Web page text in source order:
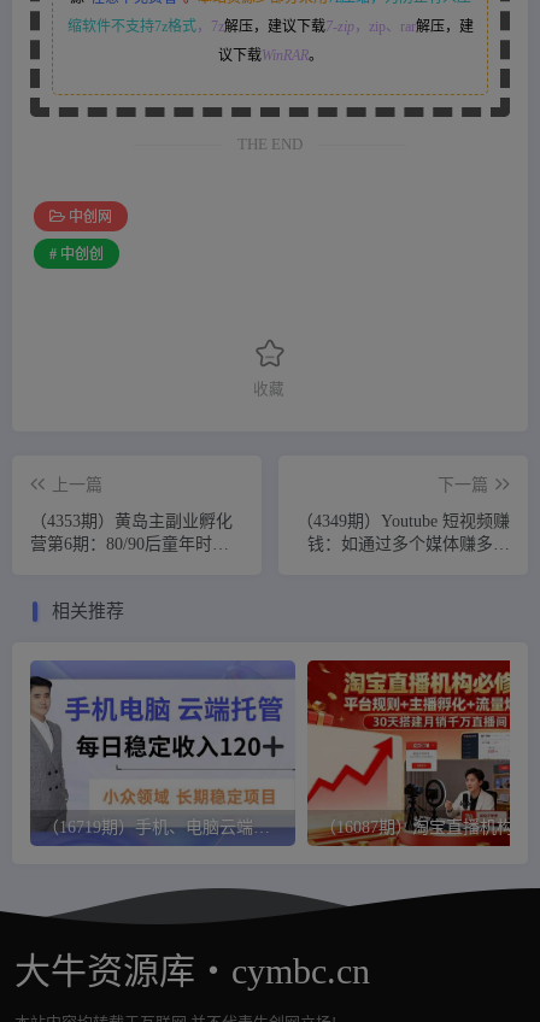
缩软件不支持7z格式，7z解压，建议下载7-zip，zip、rar解压，建
议下载WinRAR。
THE END
中创网
# 中创创
收藏
上一篇
（4353期）黄岛主副业孵化
营第6期：80/90后童年时光
下一篇
（4349期）Youtube 短视频赚
钱：如通过多个媒体赚多重
相关推荐
（16719期）手机、电脑云端托管，每日稳定收入120+，小众领域长期稳定
大牛资源库・cymbc.cn